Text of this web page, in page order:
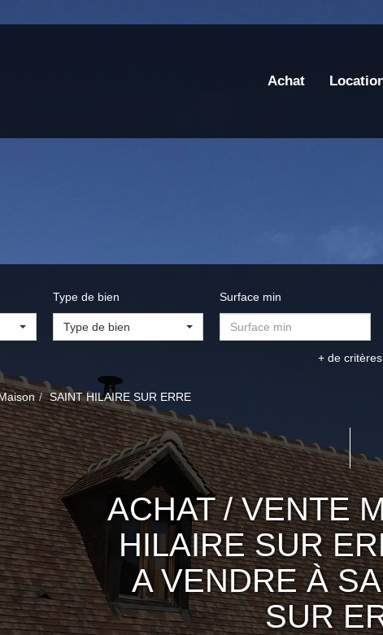
Achat
Type de bien
Type de bien
Surface min
+ de critères
SAINT HILAIRE SUR ERRE
ACHAT / VENTE
HILAIRE SUR
A VENDRE À
SUR